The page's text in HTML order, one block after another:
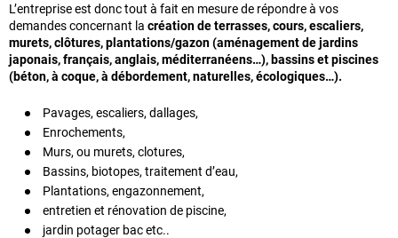
L’entreprise est donc tout à fait en mesure de répondre à vos
demandes concernant la création de terrasses, cours, escaliers,
murets, clôtures, plantations/gazon (aménagement de jardins
japonais, français, anglais, méditerranéens…), bassins et piscines
(béton, à coque, à débordement, naturelles, écologiques…).
Pavages, escaliers, dallages,
Enrochements,
Murs, ou murets, clotures,
Bassins, biotopes, traitement d’eau,
Plantations, engazonnement,
entretien et rénovation de piscine,
jardin potager bac etc..